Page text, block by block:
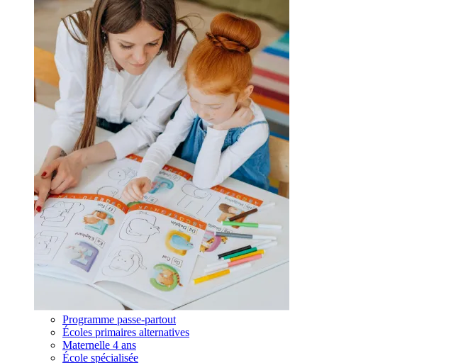
Programme passe-partout
Écoles primaires alternatives
Maternelle 4 ans
École spécialisée